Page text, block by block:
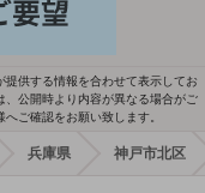
供する情報を合わせて表示してお
公開時より内容が異なる場合がご
ご確認をお願い致します。
兵庫県 神戸市北区